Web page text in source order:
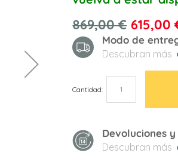
615,00
869,00 €
Modo de
Descubran más
Cantidad
Devoluciones
Descubran más